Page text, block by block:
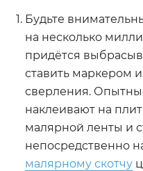
Будьте
на несколько
придётся
ставить маркером
сверления.
наклеивают на
малярной ленты и
непосредственно
малярному скотчу